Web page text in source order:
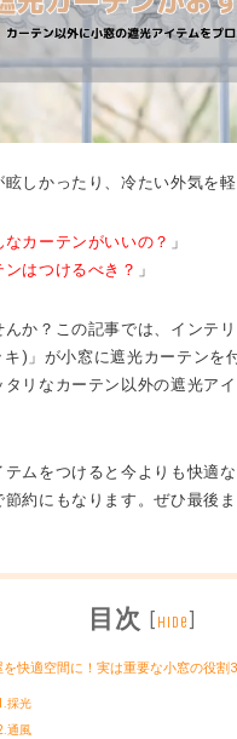
しかったり、冷たい外気を軽
カーテンがいいの？ 」
はつけるべき？ 」
か？ この記事では、インテ
キ)」が小窓に遮光カーテンを
タリなカーテン以外の遮光ア
テムをつけると今よりも快適
節約にもなります。ぜひ最後
目次 [hide]
を快適空間に！実は重要な小窓の役
採光
通風